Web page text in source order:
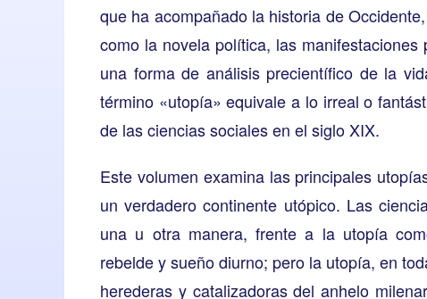
que ha acompañado la historia de
como la novela política, las
una forma de análisis precientífico de la
término «utopía» equivale a lo irreal o
de las ciencias sociales en el siglo XIX.
Este volumen examina las principales
un verdadero continente utópico. Las
una u otra manera, frente a la utopía
rebelde y sueño diurno; pero la utopía, en
herederas y catalizadoras del anhelo